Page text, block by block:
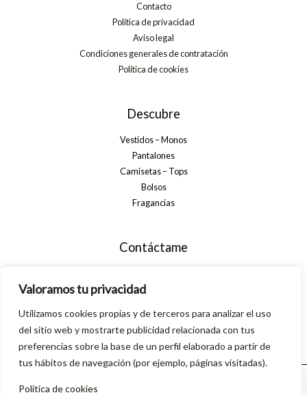
Valoramos tu privacidad
Utilizamos cookies propias y de terceros para analizar el uso
del sitio web y mostrarte publicidad relacionada con tus
preferencias sobre la base de un perfil elaborado a partir de
tus hábitos de navegación (por ejemplo, páginas visitadas).
Política de cookies
Contacto
Política de privacidad
Aviso legal
Condiciones generales de contratación
Política de cookies
Descubre
Vestidos – Monos
Pantalones
Camisetas – Tops
Bolsos
Fragancias
Contáctame
info@alsanamoda.com
C. Algarrobo, 40, 29560 Pizarra, Málaga
© 2026 Alsanamoda. Powered by Linkasoft